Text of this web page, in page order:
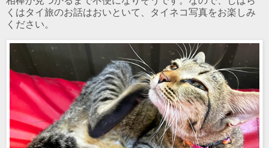
くはタイ旅のお話はおいといて、タイネコ写真をお楽しみ
ください。